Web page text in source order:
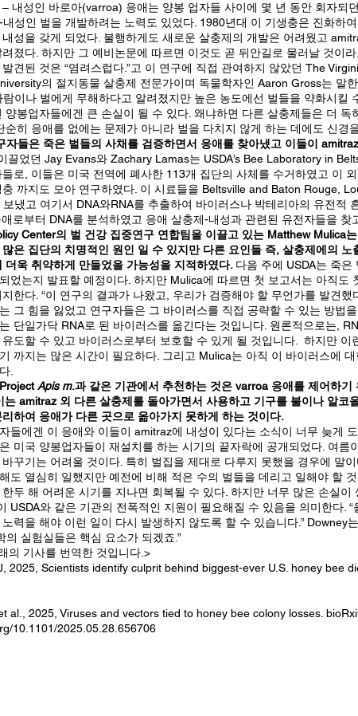
내성인 바로아(varroa) 응애는 양봉 업자들 사이에 몇 년 동안 회자되
내성인 벌을 개발하려는 노력도 있었다. 1980년대 이 기생충은 진화하
성을 갖게 되었다. 불행하게도 새로운 살충제의 개발은 어려웠고
졌다. 하지만 그 예비논문에 따르면 이것도 곧 뒤안길로 물러날 것이라
견된 것은 “염려스럽다.”고 이 연구에 직접 관여하지 않았던 The
의 절지동물 살충제 전문가이며 독물학자인 Aaron Gross는 말
이나 벌에게 무해하다고 알려졌지만 높은 농도에선 벌들을 약화시킬
양봉업자들에겐 큰 손실이 될 수 있다. 왜냐하면 다른 살충제들은 더 독
순히 응애를 없에는 문제가 아니라 벌을 다치지 않게 하는 데에도 신경
자들은 죽은 벌들의 사채를 검증하면서 응애를 찾아냈고 이들이
끌었던 Jay Evans와 Zachary Lamas는 USDA’s Bee Laboratory in
로, 이들은 미국 전역에 폐사한 113개 집단의 사체를 수거하였고 이
충 까지도 모아 연구하였다. 이 시료들을 Beltsville and Baton Rouge,
냈고 여기서 DNA와RNA를 추출하여 바이러스나 박테리아의 유전적
로부터 DNA를 분석하였고 응애 살충제-내성과 관련된 유전자들을 찾
Center의 벌 건강 집중연구 연합팀을 이끌고 있는 Matthew Mulica
은 집단의 치명적인 원인 일 수 있지만 다른 요인들 즉, 살충제에의 노
더욱 취약하게 만들었을 가능성을 지적하였다. 다음 주에 USDA는 죽은
었는지 발표할 예정이다. 하지만 Mulica에 따르면 첫 보고서는 아직도
한다. “이 연구의 결과가 나왔고, 우리가 검증해야 할 무언가를 발견했
그 힘을 잃었고 연구자들은 그 바이러스를 직접 공략할 수 있는 방법
단일가닥 RNA로 된 바이러스를 옮긴다는 것입니다. 원론적으로는,
도할 수 있고 바이러스로부터 보호할 수 있게 될 것입니다. 하지만 이
까지는 많은 시간이 필요하다. 그리고 Mulica는 아직 이 바이러스에
.
Apis m.과 같은 기관에서 추천하는 것은 varroa 응애를 제어하기
는 amitraz 외 다른 살충제를 돌아가면서 사용하고 기구를 불이나 알코
하여 응애가 다른 곳으로 옮아가지 못하게 하는 것이다.
들에겐 이 응애와 이들이 amitraz에 내성이 있다는 소식이 너무 늦게
미국 양봉업자들이 재설치를 하는 시기의 끝자락에 공개되었다. 여름
꾸기는 어려울 것이다. 특히 벌집을 제대로 다루지 못했을 경우에 말
도 열심히 일했지만 예전에 비해 적은 수의 벌들을 데리고 일해야 할
두 해 어려운 시기를 지나면 회복될 수 있다. 하지만 너무 많은 손실이
USDA와 같은 기관의 전폭적인 지원이 필요해질 수 있음을 의미한다. “
력을 해야 이런 일이 다시 발생하지 않도록 할 수 있습니다.” Downey
의 실험실들은 핵심 요소가 되겠죠.”
의 기사를 번역한 것입니다.>
2025, Scientists identify culprit behind biggest-ever U.S. honey bee
al., 2025, Viruses and vectors tied to honey bee colony losses.
10.1101/2025.05.28.656706